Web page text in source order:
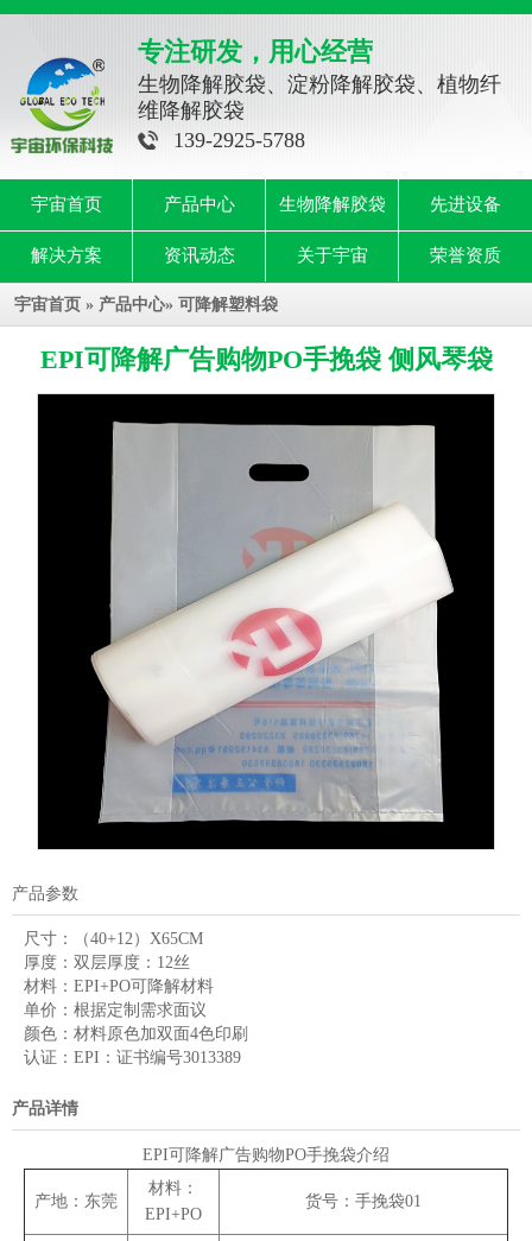
专注研发，用心经营
生物降解胶袋、淀粉降解胶袋、植物纤
维降解胶袋
139-2925-5788
宇宙首页 产品中心 生物降解胶袋 先进设备
解决方案 资讯动态 关于宇宙 荣誉资质
宇宙首页 » 产品中心» 可降解塑料袋
EPI可降解广告购物PO手挽袋 侧风琴袋
产品参数
尺寸：
（40+12）X65CM
厚度： 双层厚度：12丝
材料： EPI+PO可降解材料
单价： 根据定制需求面议
颜色： 材料原色加双面4色印刷
认证： EPI：证书编号3013389
产品详情
EPI可降解广告购物PO手挽袋介绍
产地：东莞
材料：
EPI+PO
货号：手挽袋01